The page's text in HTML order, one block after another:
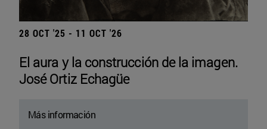
28 OCT '25 - 11 OCT '26
El aura y la construcción de la imagen.
José Ortiz Echagüe
Más información